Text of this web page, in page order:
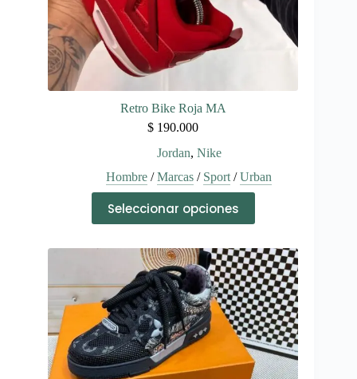
Retro Bike Roja MA
$ 190.000
Jordan, Nike
Hombre /Marcas / Sport/Urban
Seleccionar opciones
producto
tiene
variantes.
Las
opciones
se
pueden
elegir
en
la
página